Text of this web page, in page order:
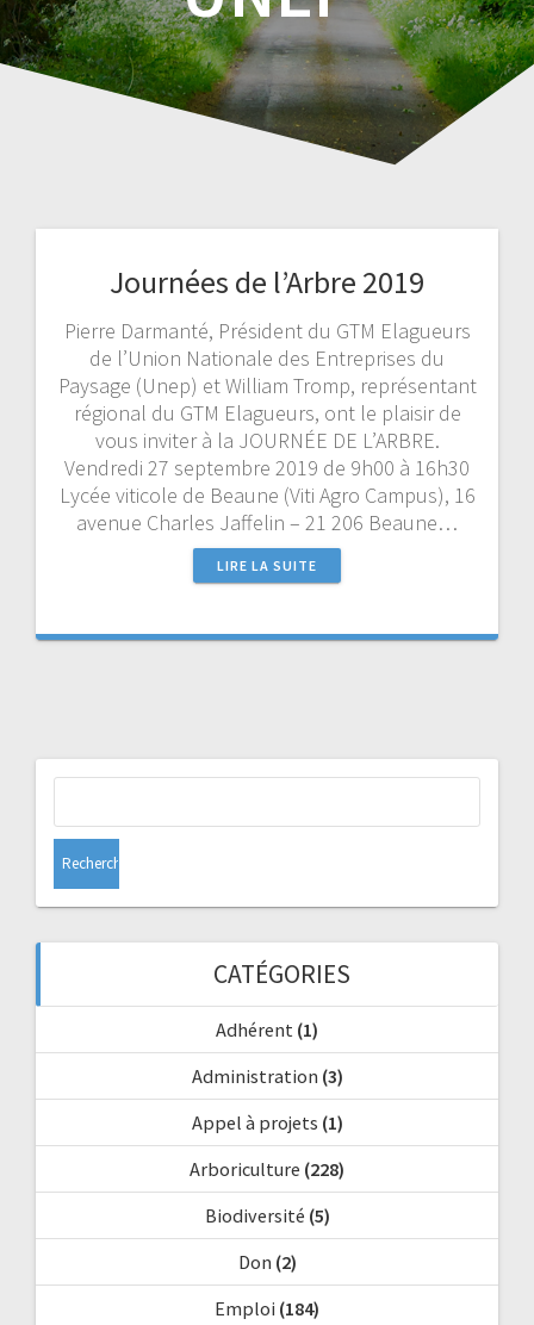
Journées de l’Arbre 2019
Pierre Darmanté, Président du GTM Elagueurs
de l’Union Nationale des Entreprises du
Paysage (Unep) et William Tromp, représentant
régional du GTM Elagueurs, ont le plaisir de
vous inviter à la JOURNÉE DE L’ARBRE.
Vendredi 27 septembre 2019 de 9h00 à 16h30
Lycée viticole de Beaune (Viti Agro Campus), 16
avenue Charles Jaffelin – 21 206 Beaune…
LIRE LA SUITE
CATÉGORIES
Adhérent (1)
Administration (3)
Appel à projets (1)
Arboriculture (228)
Biodiversité (5)
Don (2)
Emploi (184)